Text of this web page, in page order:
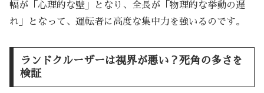
幅が「心理的な壁」となり、全長が「物理的な挙動の遅
れ」となって、運転者に高度な集中力を強いるのです。
ランドクルーザーは視界が悪い？死角の多さを
検証